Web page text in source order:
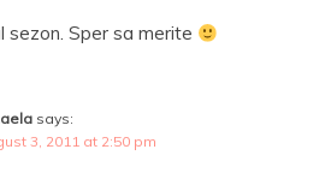
sezon. Sper sa merite
says:
3, 2011 at 2:50 pm